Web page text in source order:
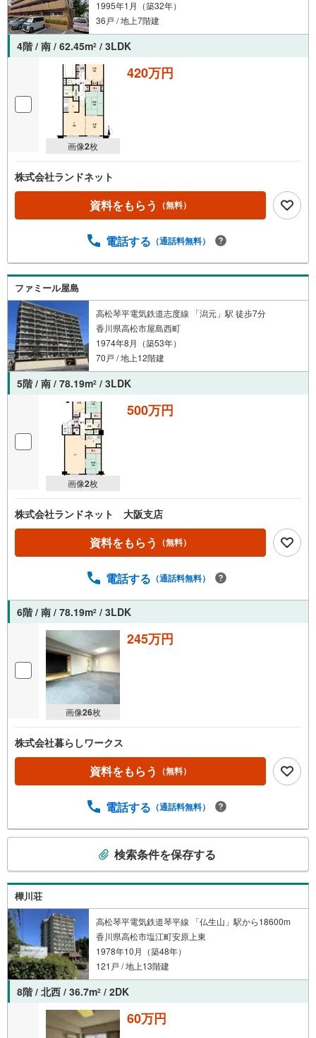
1995年1月（築32年）
36戸 / 地上7階建
4階 / 南 / 62.45m2 / 3LDK
画像2枚
420万円
株式会社ランドネット
資料をもらう （無料）
電話する （通話料無料）
ファミール屋島
高松琴平電気鉄道志度線 「潟元」駅 徒歩7分
香川県高松市屋島西町
1974年8月（築53年）
70戸 / 地上12階建
5階 / 南 / 78.19m2 / 3LDK
画像2枚
500万円
株式会社ランドネット 大阪支店
資料をもらう （無料）
電話する （通話料無料）
6階 / 南 / 78.19m2 / 3LDK
画像26枚
245万円
株式会社暮らしワークス
資料をもらう （無料）
電話する （通話料無料）
検
索
条
件
で
通
知
を
受
検索条件を保存する
樺川荘
高松琴平電気鉄道琴平線 「仏生山」駅から18600m
香川県高松市塩江町安原上東
1978年10月（築48年）
121戸 / 地上13階建
8階 / 北西 / 36.7m2 / 2DK
60万円